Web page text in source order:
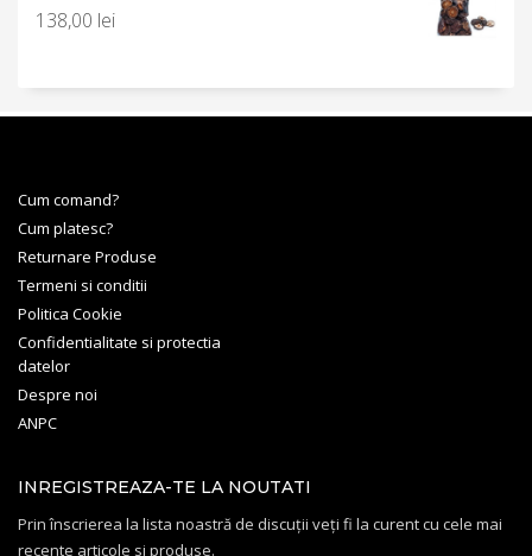
138,00 lei
Cum comand?
Cum platesc?
Returnare Produse
Termeni si conditii
Politica Cookie
Confidentialitate si protectia
datelor
Despre noi
ANPC
INREGISTREAZA-TE LA NOUTATI
Prin înscrierea la lista noastră de discuții veți fi la curent cu cele mai
recente articole si produse.